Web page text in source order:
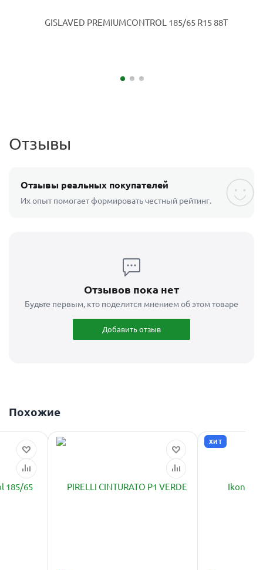
Отзывы
Отзывы реальных покупателей
Их опыт помогает формировать честный рейтинг.
Отзывов пока нет
Будьте первым, кто поделится мнением об этом товаре
Добавить отзыв
Похожие
ХИТ